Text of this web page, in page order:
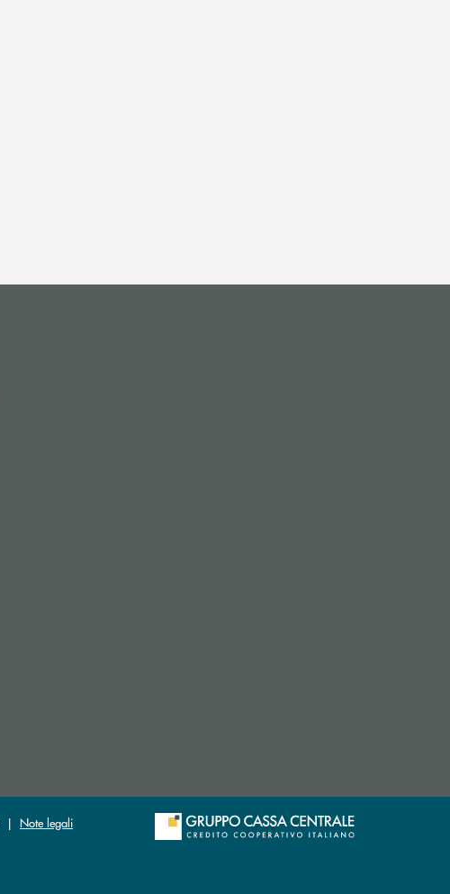
| Note legali